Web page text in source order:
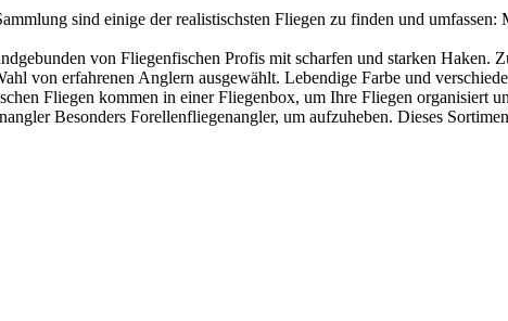
sind einige der realistischsten Fliegen zu finden und
von Fliegenfischen Profis mit scharfen und starken
von erfahrenen Anglern ausgewählt. Lebendige Farbe und
Fliegen kommen in einer Fliegenbox, um Ihre Fliegen organisiert
Besonders Forellenfliegenangler, um aufzuheben. Dieses